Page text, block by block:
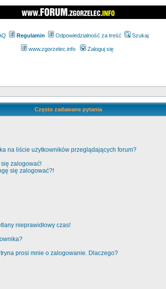
Regulamin Odpowiedzialność za treść Szukaj
www.zgorzelec.info Zaloguj się
Często zadawane pytania
na liście użytkowników przeglądających forum?
zalogować!
się zalogować?!
nieprawidłowy czas!
prosi mnie o zalogowanie. Dlaczego?